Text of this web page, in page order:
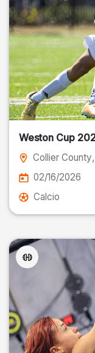
Weston Cup
Collier County
02/16/2026
Calcio